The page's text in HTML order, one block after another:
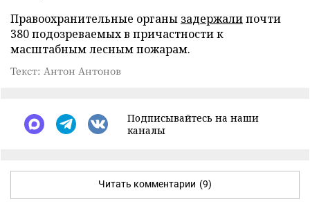
Правоохранительные органы задержалипочти
380 подозреваемых в причастности к
масштабным лесным пожарам.
Текст: Антон Антонов
Подписывайтесь на наши
каналы
Читать комментарии (9)